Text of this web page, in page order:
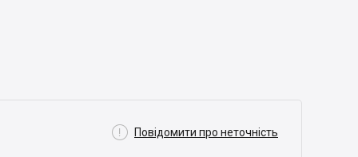
 Повідомити про неточність